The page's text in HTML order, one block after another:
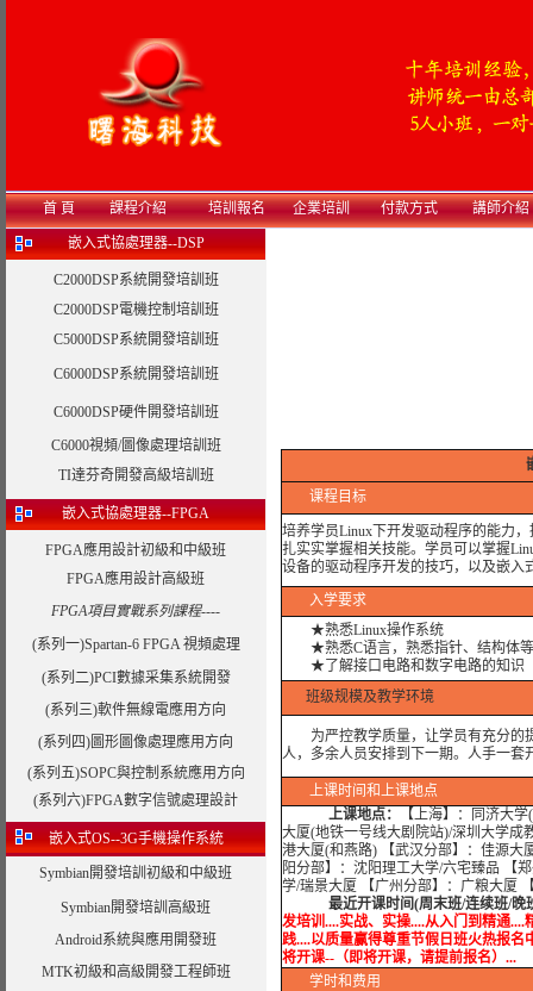
首 頁 課程介紹 培訓報名 企業培訓 付款方式 講師介紹
嵌入式協處理器--DSP
C2000DSP系統開發培訓班
C2000DSP電機控制培訓班
C5000DSP系統開發培訓班
C6000DSP系統開發培訓班
C6000DSP硬件開發培訓班
C6000視頻/圖像處理培訓班
TI達芬奇開發高級培訓班
嵌入式協處理器--FPGA
FPGA應用設計初級和中級班
FPGA應用設計高級班
FPGA項目實戰系列課程----
(系列一)Spartan-6 FPGA 視頻處理
(系列二)PCI數據采集系統開發
(系列三)軟件無線電應用方向
(系列四)圖形圖像處理應用方向
(系列五)SOPC與控制系統應用方向
(系列六)FPGA數字信號處理設計
嵌入式OS--3G手機操作系統
Symbian開發培訓初級和中級班
Symbian開發培訓高級班
Android系統與應用開發班
MTK初級和高級開發工程師班
课程目标
培养学员Linux下开发驱动程序的能力
扎实实掌握相关技能。学员可以掌握
设备的驱动程序开发的技巧，以及嵌入
入学要求
★熟悉Linux操作系统
★熟悉C语言，熟悉指针、结构体
★了解接口电路和数字电路的知识
班级规模及教学环境
为严控教学质量，让学员有充分的
人，多余人员安排到下一期。人手一套
上课时间和上课地点
上课地点：
【上海】：同济大
大厦(地铁一号线大剧院站)/深圳大学成
港大厦(和燕路) 【武汉分部】：佳源大
阳分部】：沈阳理工大学/六宅臻品 【
学/瑞景大厦 【广州分部】：广粮大厦
最近开课时间(周末班/连续班/晚
发培训....实战、实操....从入门到精通
践....以质量赢得尊重节假日班火热报名
将开课--（即将开课，请提前报名）...
学时和费用